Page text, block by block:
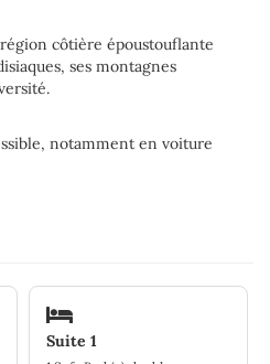
côtière époustouflante
ses montagnes
notamment en voiture
Suite 1